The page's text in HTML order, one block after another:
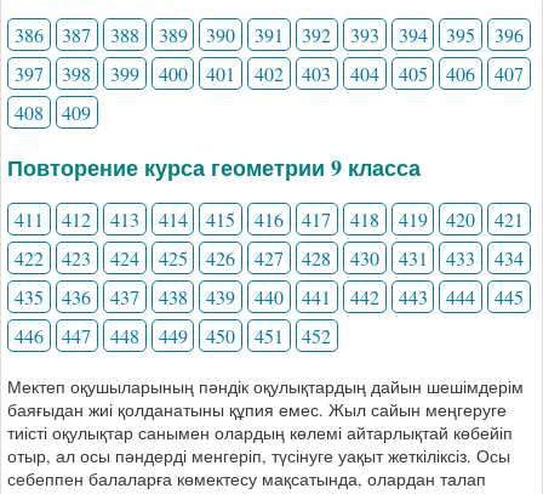
386 387 388 389 390 391 392 393 394 395
396
397
398 399 400 401 402 403 404 405 406
407
408
409
Повторение курса геометрии 9 класса
411 412 413 414 415 416 417 418 419 420
421
422
423 424 425 426 427 428 430 431 433
434
435
436 437 438 439 440 441 442 443 444
445
446
447 448 449 450 451 452
Мектеп оқушыларының пәндік оқулықтардың дайын шешімдерім
баяғыдан жиі қолданатыны құпия емес. Жыл сайын меңгеруге
тиісті оқулықтар санымен олардың көлемі айтарлықтай көбейіп
отыр, ал осы пәндерді менгеріп, түсінуге уақыт жеткіліксіз. Осы
себеппен балаларға көмектесу мақсатында, олардан талап